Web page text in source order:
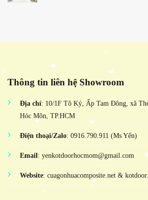
Thông tin liên hệ Showroom
Địa chỉ: 10/1F Tô Ký, Ấp Tam Đông, xã
Hóc Môn, TP.HCM
Điện thoại/Zalo: 0916.790.911 (Ms Yến)
Email: yenkotdoorhocmom@gmail.com
Website: cuagonhuacomposite.net &